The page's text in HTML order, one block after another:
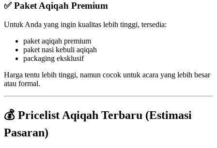
✅ Paket Aqiqah Premium
Untuk Anda yang ingin kualitas lebih tinggi, tersedia:
paket aqiqah premium
paket nasi kebuli aqiqah
packaging eksklusif
Harga tentu lebih tinggi, namun cocok untuk acara yang lebih besar
atau formal.
💰 Pricelist Aqiqah Terbaru (Estimasi
Pasaran)